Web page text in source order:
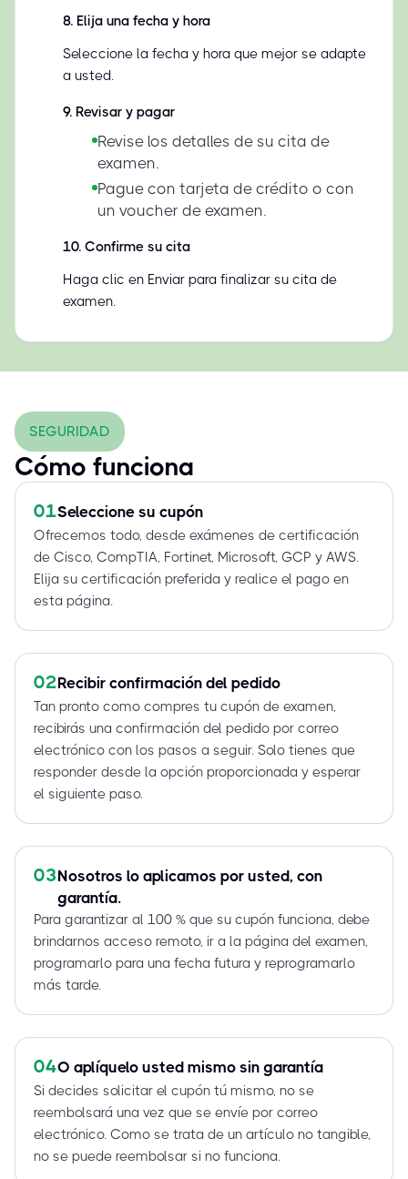
8. Elija una fecha y hora
Seleccione la fecha y hora que mejor se adapte
a usted.
9. Revisar y pagar
Revise los detalles de su cita de
examen.
Pague con tarjeta de crédito o con
un voucher de examen.
10. Confirme su cita
Haga clic en Enviar para finalizar su cita de
examen.
SEGURIDAD
Cómo funciona
01Seleccione su cupón
Ofrecemos todo, desde exámenes de certificación
de Cisco, CompTIA, Fortinet, Microsoft, GCP y AWS.
Elija su certificación preferida y realice el pago en
esta página.
02Recibir confirmación del pedido
Tan pronto como compres tu cupón de examen,
recibirás una confirmación del pedido por correo
electrónico con los pasos a seguir. Solo tienes que
responder desde la opción proporcionada y esperar
el siguiente paso.
03Nosotros lo aplicamos por usted, con
garantía.
Para garantizar al 100 % que su cupón funciona, debe
brindarnos acceso remoto, ir a la página del examen,
programarlo para una fecha futura y reprogramarlo
más tarde.
04O aplíquelo usted mismo sin garantía
Si decides solicitar el cupón tú mismo, no se
reembolsará una vez que se envíe por correo
electrónico. Como se trata de un artículo no tangible,
no se puede reembolsar si no funciona.